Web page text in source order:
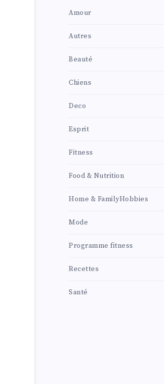
Amour
Autres
Beauté
Chiens
Deco
Esprit
Fitness
Food & Nutrition
Home & FamilyHobbies
Mode
Programme fitness
Recettes
Santé